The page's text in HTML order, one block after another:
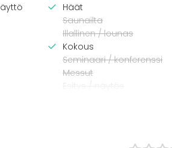
Häät
Saunailta
Illallinen / lounas
Kokous
Seminaari / konferenssi
Messut
Esitys / näytös